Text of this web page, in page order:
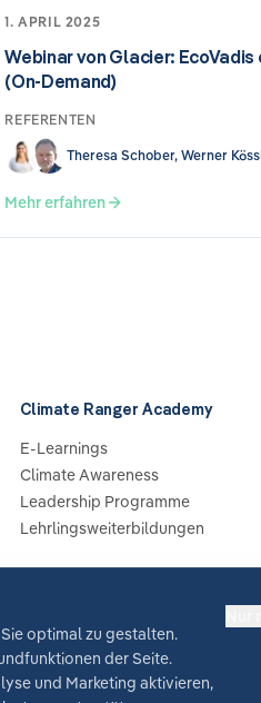
1. APRIL 2025
Webinar von Glacier:
(On-Demand)
REFERENTEN
Theresa Schober, Werner
Mehr erfahren
Climate Ranger Academy
E-Learnings
Climate Awareness
Leadership Programme
Lehrlingsweiterbildungen
optimal zu gestalten.
der Seite.
und Marketing aktivieren,